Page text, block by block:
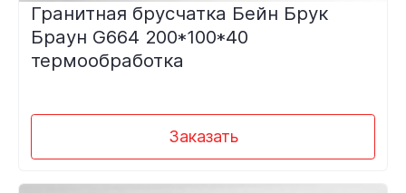
Гранитная брусчатка Бейн Брук
Браун G664 200*100*40
термообработка
Заказать